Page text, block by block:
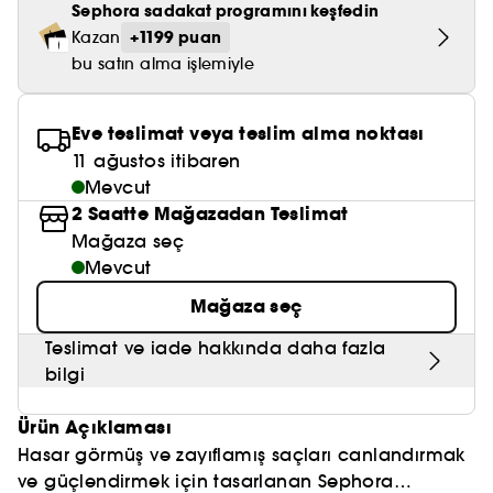
Maske
Cilt & Makyaj Temizleyiciler
Saç Bakım Setleri
Okyanus Esansı
Nemlendirici Bakım
Matlaştırıcı Bakım
Sıkılaştırıcı ve Lifting Etkili Bakım
Cilt Tonu Eşitsizliği için Bakım
Gözenek Karşıtı
Karma ve Yağlı Saçlar
Kuru Saç Bakımı
CHAMPO
SOL DE JANEIRO
ERBORIAN
OLAPLEX
KÉRASTASE
TANGLE TEEZER
GISOU
K18
KAYALI
ARMANI
SUPERGOOP!
GISOU
OUAI
AMIKA
KAYALI
LE MONDE GOURMAND
Sephora sadakat programını keşfedin
Kazan +1199 puan
bu satın alma işlemiyle
Eve teslimat veya teslim alma noktası
11 ağustos itibaren
Mevcut
2 Saatte Mağazadan Teslimat
Mağaza seç
Mevcut
Mağaza seç
Teslimat ve iade hakkında daha fazla
bilgi
Ürün Açıklaması
Hasar görmüş ve zayıflamış saçları canlandırmak
ve güçlendirmek için tasarlanan Sephora